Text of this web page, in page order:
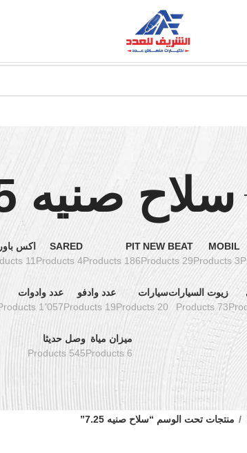
سلاح صنيه 7.25
MOBIL
3 Products
NEW BEAT
29 Products
PIT
186 Products
SARED
4 Products
اكس باور
11 Products
زيوت السيارات
73 Products
سيارات
20 Products
عدد وادفو
19 Products
عدد وادوات
1٬057 Products
ميزان مياة
6 Products
وصل حديثا
545 Products
منتجات تحت الوسم “سلاح صنيه 7.25”